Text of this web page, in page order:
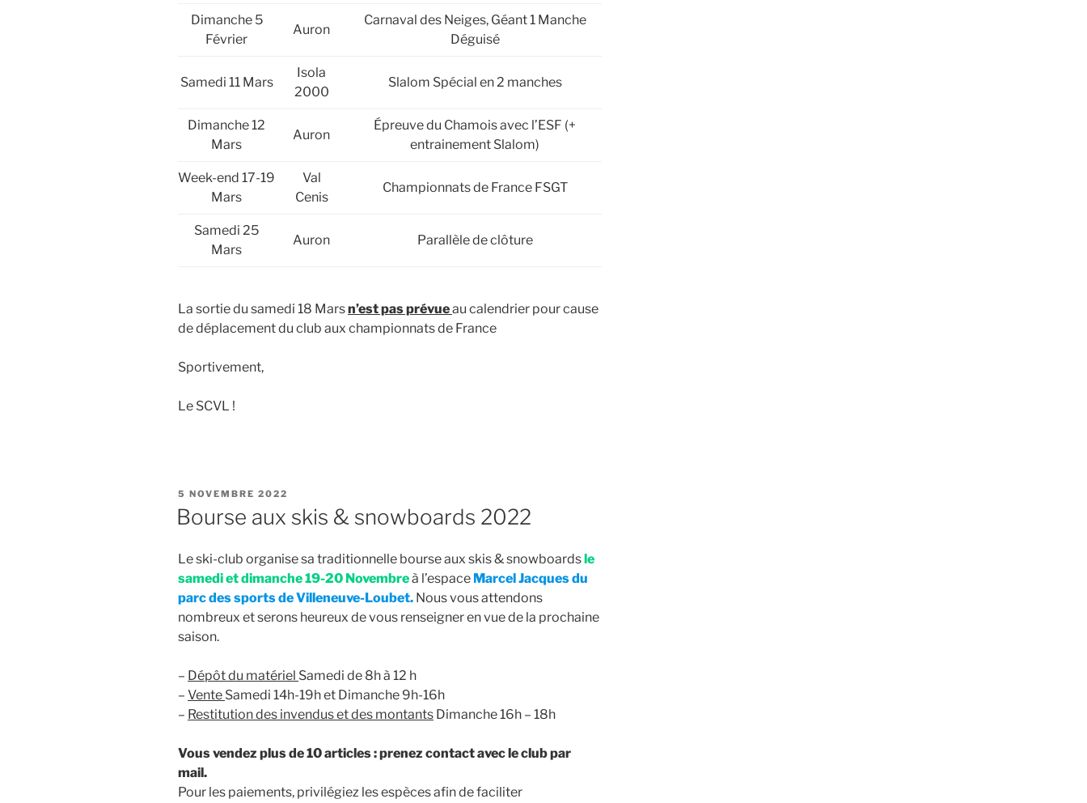
Dimanche 5
Février
Auron
Carnaval des Neiges, Géant 1 Manche
Déguisé
Samedi 11 Mars
Isola
2000
Slalom Spécial en 2 manches
Dimanche 12
Mars
Auron
Épreuve du Chamois avec l’ESF (+
entrainement Slalom)
Week-end 17-19
Mars
Val
Cenis
Championnats de France FSGT
Samedi 25
Mars
Auron Parallèle de clôture
La sortie du samedi 18 Marsn’est pas prévueau calendrier pour cause
de déplacement du club aux championnats de France
Sportivement,
Le SCVL !
PUBLIÉ
5 NOVEMBRE 2022
Bourse aux skis & snowboards 2022
Le ski-club organise sa traditionnelle bourse aux skis & snowboardsle
samedi et dimanche 19-20 Novembreà l’espace Marcel Jacques du
parc des sports de Villeneuve-Loubet. Nous vous attendons
nombreux et serons heureux de vous renseigner en vue de la prochaine
saison.
– Dépôt du matériel Samedi de 8h à 12 h
– Vente Samedi 14h-19h et Dimanche 9h-16h
– Restitution des invendus et des montants Dimanche 16h – 18h
Vous vendez plus de 10 articles : prenez contact avec le club par
mail.
Pour les paiements, privilégiez les espèces afin de faciliter